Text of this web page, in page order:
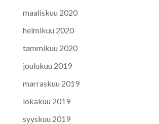
maaliskuu 2020
helmikuu 2020
tammikuu 2020
joulukuu 2019
marraskuu 2019
lokakuu 2019
syyskuu 2019